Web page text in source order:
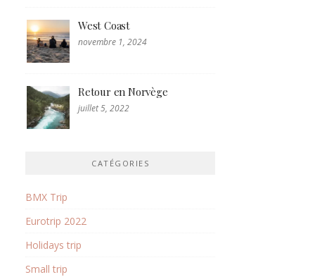
West Coast
novembre 1, 2024
Retour en Norvège
juillet 5, 2022
CATÉGORIES
BMX Trip
Eurotrip 2022
Holidays trip
Small trip